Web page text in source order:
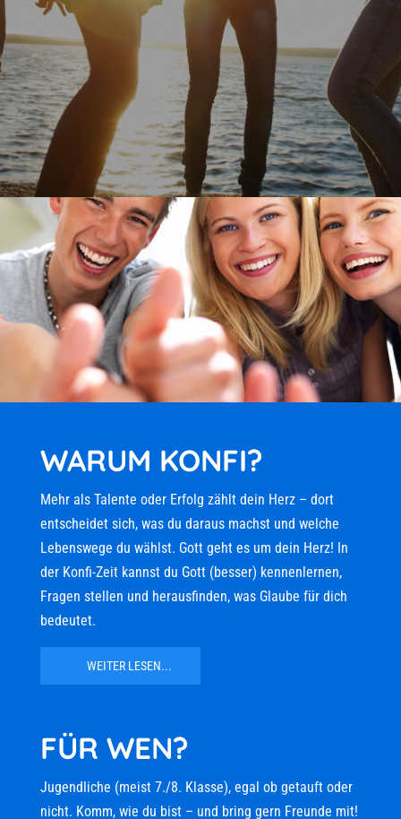
WARUM KONFI?
Mehr als Talente oder Erfolg zählt dein Herz – dort
entscheidet sich, was du daraus machst und welche
Lebenswege du wählst. Gott geht es um dein Herz! In
der Konfi-Zeit kannst du Gott (besser) kennenlernen,
Fragen stellen und herausfinden, was Glaube für dich
bedeutet.
WEITER LESEN...
FÜR WEN?
Jugendliche (meist 7./8. Klasse), egal ob getauft oder
nicht. Komm, wie du bist – und bring gern Freunde mit!